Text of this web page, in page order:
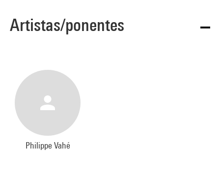
Artistas/ponentes
Philippe Vahé